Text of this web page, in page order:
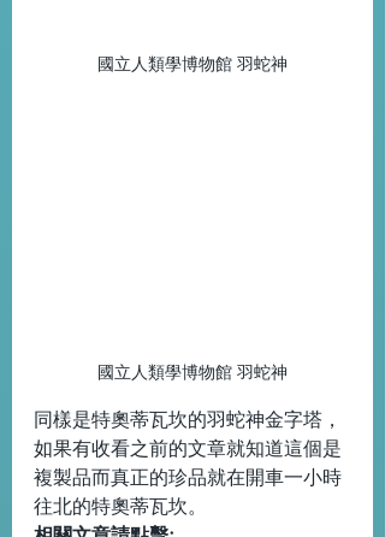
國立人類學博物館 羽蛇神
國立人類學博物館 羽蛇神
同樣是特奧蒂瓦坎的羽蛇神金字塔，
如果有收看之前的文章就知道這個是
複製品而真正的珍品就在開車一小時
往北的特奧蒂瓦坎。